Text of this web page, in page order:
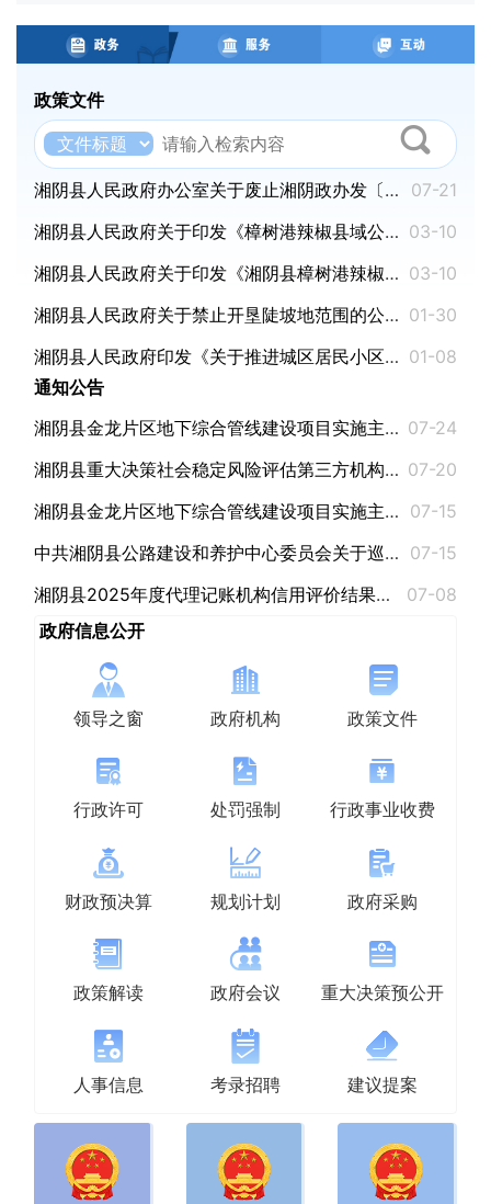
政策文件
湘阴县人民政府办公室关于废止湘阴政办发〔2023〕17号文件的通知
07-21
湘阴县人民政府关于印发《樟树港辣椒县域公用品牌管理办法》的通知 03-10
湘阴县人民政府关于印发《湘阴县樟树港辣椒专用标识管理办法》的通知 03-10
湘阴县人民政府关于禁止开垦陡坡地范围的公告 01-30
湘阴县人民政府印发《关于推进城区居民小区物业管理工作的实施意见》的通知 01-08
通知公告
湘阴县金龙片区地下综合管线建设项目实施主体（项目法人）公开招商中标公告 07-24
湘阴县重大决策社会稳定风险评估第三方机构名单公示 07-20
湘阴县金龙片区地下综合管线建设项目实施主体（项目法人）招商公告 07-15
中共湘阴县公路建设和养护中心委员会关于巡察整改进展情况的通报 07-15
湘阴县2025年度代理记账机构信用评价结果公示
07-08
政府信息公开
领导之窗 政府机构 政策文件
行政许可 处罚强制 行政事业收费
财政预决算 规划计划 政府采购
政策解读 政府会议 重大决策预公开
人事信息 考录招聘 建议提案